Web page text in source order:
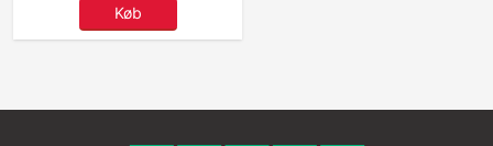
Køb